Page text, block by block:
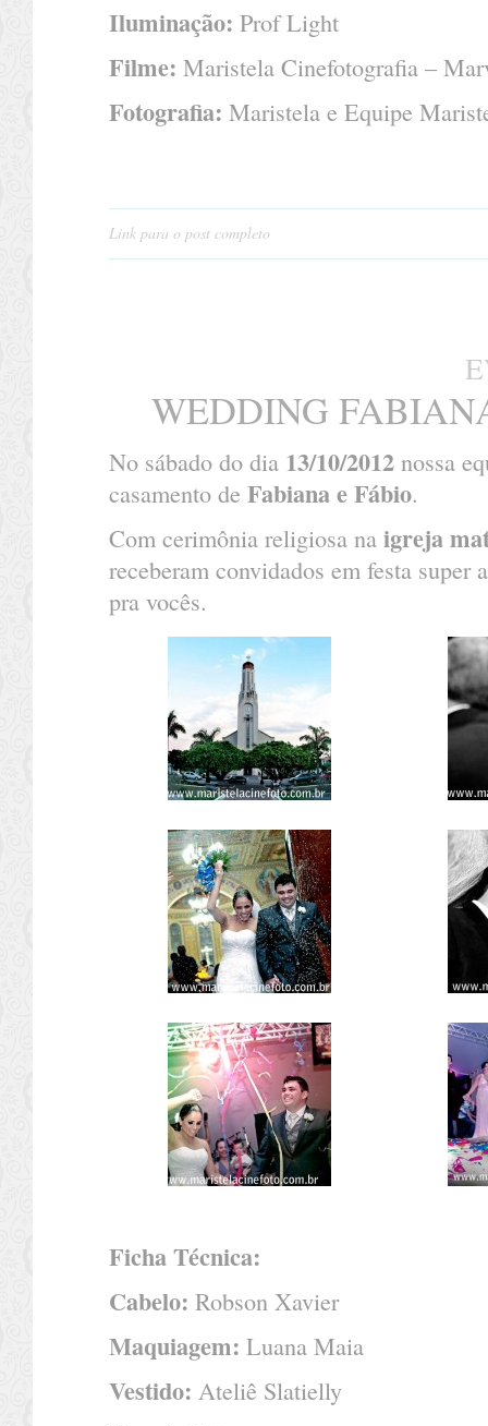
Iluminação: Prof Light
Filme: Maristela Cinefotografia –
Fotografia: Maristela e Equipe
Link para o post completo
WEDDING
No sábado do dia 13/10/2012 nossa
casamento de Fabiana e Fábio.
Com cerimônia religiosa na igreja
receberam convidados em festa super
pra vocês.
Ficha Técnica:
Cabelo: Robson Xavier
Maquiagem: Luana Maia
Vestido: Ateliê Slatielly